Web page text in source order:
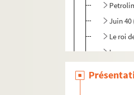
Juin 40
Le roi
Le